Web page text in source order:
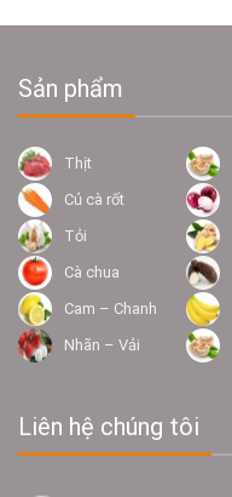
Sản phẩm
Thịt
Củ cà rốt
Tỏi
Cà chua
Cam – Chanh
Nhãn – Vải
Liên hệ chúng tôi